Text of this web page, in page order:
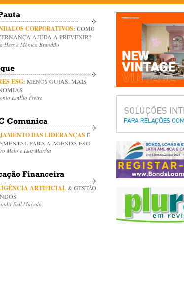
CORPORATIVOS: COMO
AJUDA A PREVENIR?
Hess e Mônica Brandão
ESG: MENOS GUIAS, MAIS
EmIlio Freire
Comunica
DAS LIDERANÇASÉ
PARA A AGENDA ESG
Melo e Luiz Martha
Financeira
ARTIFICIAL& GESTÃO
Sell Macedo